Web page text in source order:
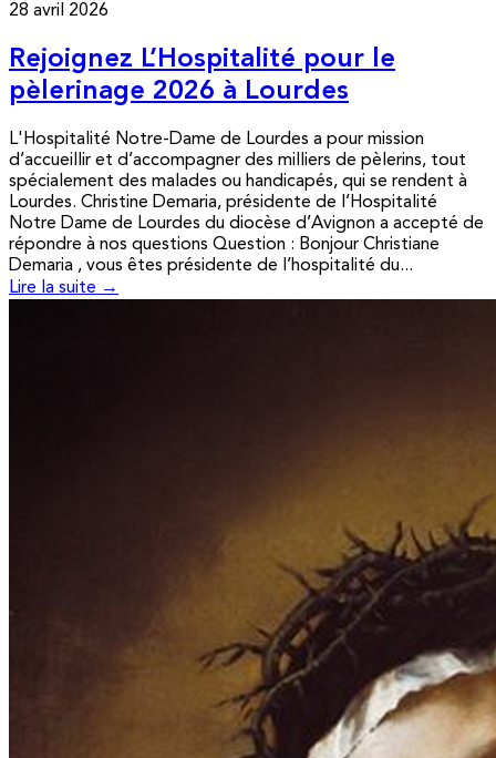
28 avril 2026
Rejoignez L’Hospitalité pour le
pèlerinage 2026 à Lourdes
L'Hospitalité Notre-Dame de Lourdes a pour mission
d’accueillir et d’accompagner des milliers de pèlerins, tout
spécialement des malades ou handicapés, qui se rendent à
Lourdes. Christine Demaria, présidente de l’Hospitalité
Notre Dame de Lourdes du diocèse d’Avignon a accepté de
répondre à nos questions Question : Bonjour Christiane
Demaria , vous êtes présidente de l’hospitalité du...
Lire la suite →